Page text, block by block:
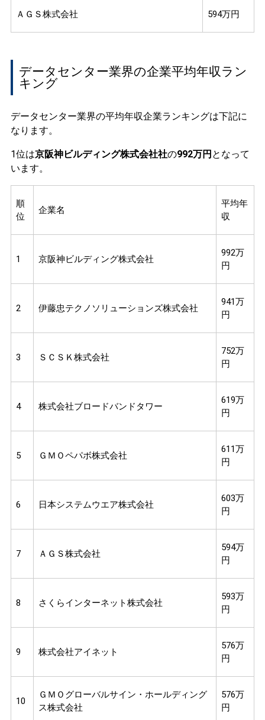
ＡＧＳ株式会社 594万円
データセンター業界の企業平均年収ラン
キング
データセンター業界の平均年収企業ランキングは下記に
なります。
1位は京阪神ビルディング株式会社社の992万円 となって
います。
順
位
企業名
平均年
収
1 京阪神ビルディング株式会社
992万
円
2 伊藤忠テクノソリューションズ株式会社
941万
円
3 ＳＣＳＫ株式会社
752万
円
4 株式会社ブロードバンドタワー
619万
円
5 ＧＭＯペパボ株式会社
611万
円
6 日本システムウエア株式会社
603万
円
7 ＡＧＳ株式会社
594万
円
8 さくらインターネット株式会社
593万
円
9 株式会社アイネット
576万
円
10
ＧＭＯグローバルサイン・ホールディング
ス株式会社
576万
円